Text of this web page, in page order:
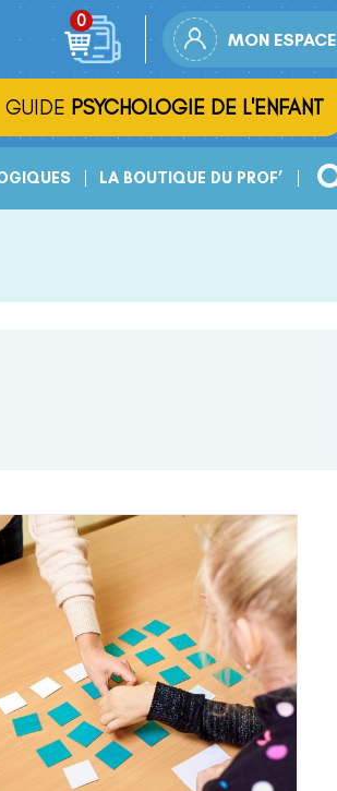
MON ESPACE
GUIDE PSYCHOLOGIE DE L'ENFANT
LA BOUTIQUE DU PROF’